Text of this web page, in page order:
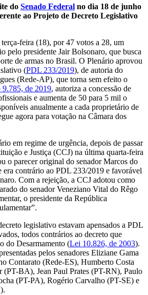
do Senado Federal no dia 18 de junho
ao Projeto de Decreto Legislativo
feira (18), por 47 votos a 28, um
pelo presidente Jair Bolsonaro, que busca
de armas no Brasil. O Plenário aprovou
(PDL 233/2019), de autoria do
(Rede-AP), que torna sem efeito o
9.785, de 2019, autoriza a concessão de
e aumenta de 50 para 5 mil o
anualmente a cada proprietário de
agora para votação na Câmara dos
em regime de urgência, depois de passar
e Justiça (CCJ) na última quarta-feira
o parecer original do senador Marcos do
era contrário ao PDL 233/2019 e favorável
Com a rejeição, a CCJ adotou como
do senador Veneziano Vital do Rêgo
o presidente da República
legislativo estavam apensados a PDL
todos contrários ao decreto que
do Desarmamento (Lei 10.826, de 2003).
pelos senadores Eliziane Gama
Contarato (Rede-ES), Humberto Costa
(PT-BA), Jean Paul Prates (PT-RN), Paulo
(PT-PA), Rogério Carvalho (PT-SE) e